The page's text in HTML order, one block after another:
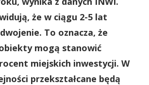
że w ciągu 2-5 lat
To oznacza, że
mogą stanowić
miejskich inwestycji. W
przekształcane będą